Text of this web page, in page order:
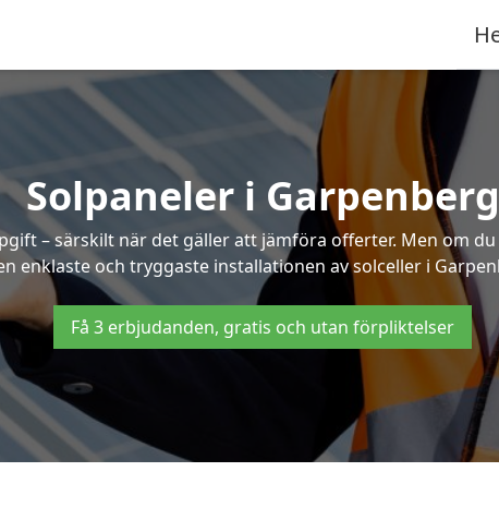
Solpaneler i Garpenberg
– särskilt när det gäller att jämföra offerter. Men om
enklaste och tryggaste installationen av solceller i
Få 3 erbjudanden, gratis och utan förpliktelser